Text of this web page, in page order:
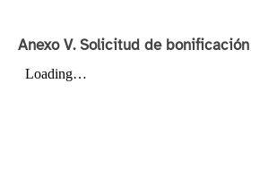
Anexo V. Solicitud de bonificación